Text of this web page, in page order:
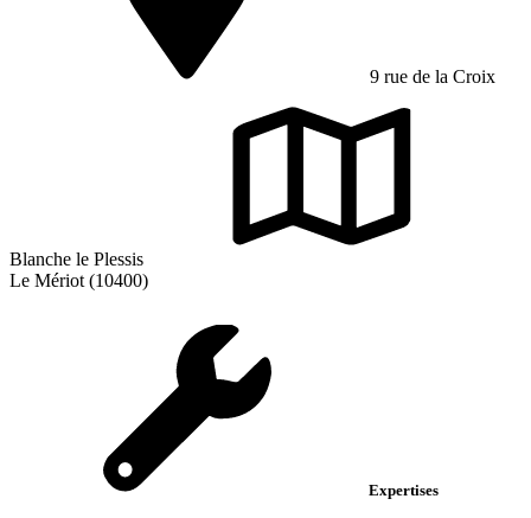
9 rue de la Croix
Blanche le Plessis
Le Mériot (10400)
Expertises